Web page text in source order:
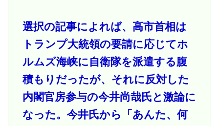
選択の記事によれば、高市首相は
トランプ大統領の要請に応じてホ
ルムズ海峡に自衛隊を派遣する腹
積もりだったが、それに反対した
内閣官房参与の今井尚哉氏と激論に
なった。今井氏から「あんた、何